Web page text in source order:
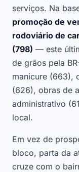
serviços. Na
promoção de
rodoviário de
(798) — este
de grãos pela
manicure (663),
(626), obras de
administrativo
local.
Em vez de
bloco, parta da
cruze com o